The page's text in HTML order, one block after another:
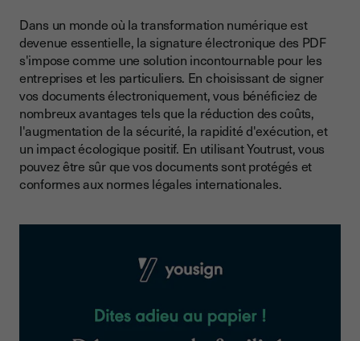
Dans un monde où la transformation numérique est
devenue essentielle, la signature électronique des PDF
s'impose comme une solution incontournable pour les
entreprises et les particuliers. En choisissant de signer
vos documents électroniquement, vous bénéficiez de
nombreux avantages tels que la réduction des coûts,
l'augmentation de la sécurité, la rapidité d'exécution, et
un impact écologique positif. En utilisant Youtrust, vous
pouvez être sûr que vos documents sont protégés et
conformes aux normes légales internationales.